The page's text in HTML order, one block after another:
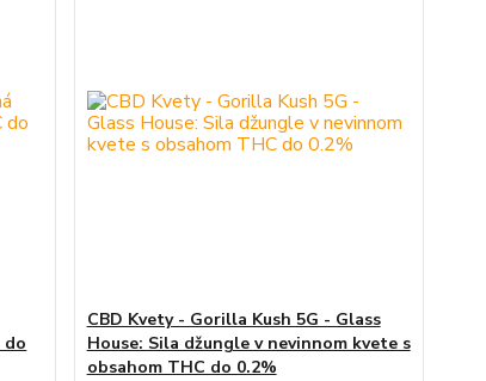
do
CBD Kvety - Gorilla Kush 5G - Glass
House: Sila džungle v nevinnom kvete s
obsahom THC do 0.2%